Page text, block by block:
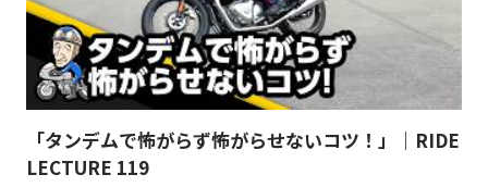
「タンデムで怖がらず怖がらせないコツ！」｜RIDE
LECTURE 119